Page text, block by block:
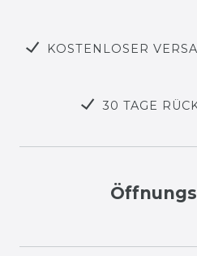
KOSTENLOSER
30 TAGE